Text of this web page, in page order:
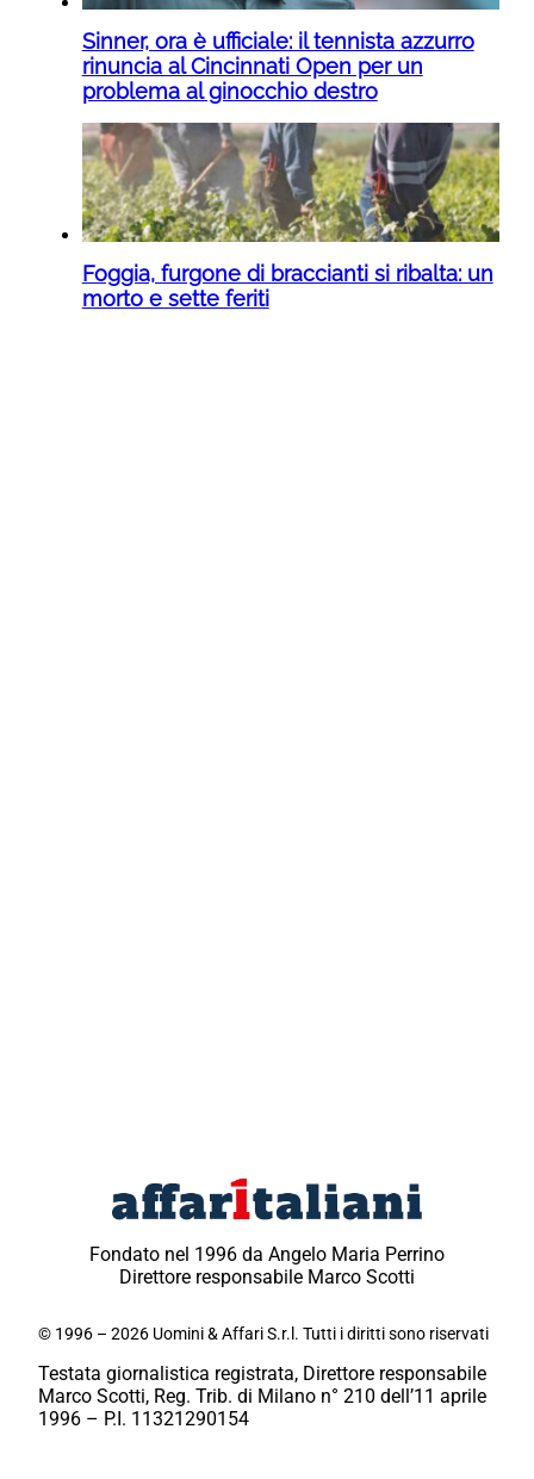
Sinner, ora è ufficiale: il tennista azzurro
rinuncia al Cincinnati Open per un
problema al ginocchio destro
Foggia, furgone di braccianti si ribalta: un
morto e sette feriti
Fondato nel 1996 da Angelo Maria Perrino
Direttore responsabile Marco Scotti
© 1996 – 2026 Uomini & Affari S.r.l. Tutti i diritti sono riservati
Testata giornalistica registrata, Direttore responsabile
Marco Scotti, Reg. Trib. di Milano n° 210 dell’11 aprile
1996 – P.I. 11321290154